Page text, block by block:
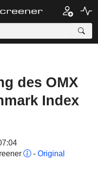
des OMX
Index
- Original